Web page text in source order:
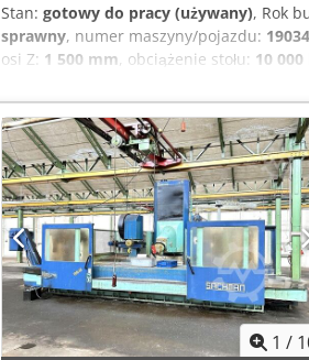
Stan: gotowy do pracy (używany), Rok
sprawny, numer maszyny/pojazdu:
osi Z: 1 500 mm, obciążenie stołu: 10 000
minimalnej – gwarantowana sprzedaż za
A, B) Skok osi X: 3000 mm Skok osi Y:
Obciążenie stołu: 10 t Prędkości
SZCZEGÓŁY DOTYCZĄCE MASZYNY
Napęd frezarki: 28 kW Dcjdpfx Ajzku
Zajmowana przestrzeń: ok. 6,5 x 3 x 3 m
WYPOSAŻENIE Zintegrowany system
pozycji) Odprowadzacz wiórów
1 /